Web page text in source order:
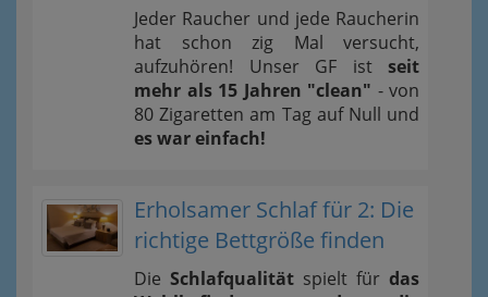
Jeder Raucher und jede Raucherin
hat schon zig Mal versucht,
aufzuhören! Unser GF ist seit
mehr als 15 Jahren "clean" - von
80 Zigaretten am Tag auf Null und
es war einfach!
Erholsamer Schlaf für 2: Die
richtige Bettgröße finden
Die Schlafqualität spielt für das